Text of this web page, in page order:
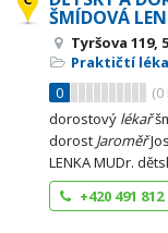
ŠMÍDOVÁ
Tyršova 119,
Praktičtí
0
(0
dorostový lékař
dorost Jaroměř
LENKA MUDr.
+420 491 812